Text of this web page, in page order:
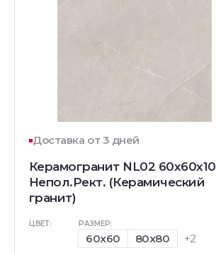
Доставка от 3 дней
Керамогранит NL02 60x60x10
Непол.Рект. (Керамический
гранит)
ЦВЕТ: РАЗМЕР:
60x60 80x80 +2